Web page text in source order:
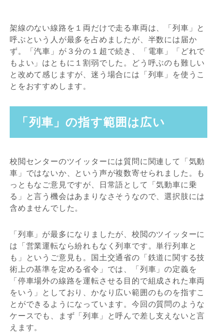
架線のない線路を１両だけで走る車両は、「列車」と
呼ぶという人が最多を占めましたが、半数には届か
ず。「汽車」が３分の１超で続き、「電車」「どれで
もよい」はともに１割弱でした。どう呼ぶのも難しい
と改めて感じますが、迷う場合には「列車」を使うこ
とをおすすめします。
「列車」の指す範囲は広い
校閲センターのツイッターには質問に関連して「気動
車」ではないか、という声が複数寄せられました。も
っともなご意見ですが、日常語として「気動車に乗
る」と言う機会はあまりなさそうなので、選択肢には
含めませんでした。
「列車」が最多になりましたが、校閲のツイッターに
は「営業運転なら紛れもなく列車です。単行列車と
も」というご意見も。国土交通省の「鉄道に関する技
術上の基準を定める省令」では、「列車」の定義を
「停車場外の線路を運転させる目的で組成された車両
をいう」としており、かなり広い範囲のものを指すこ
とができるようになっています。今回の質問のような
ケースでも、まず「列車」と呼んで差し支えないと言
えます。